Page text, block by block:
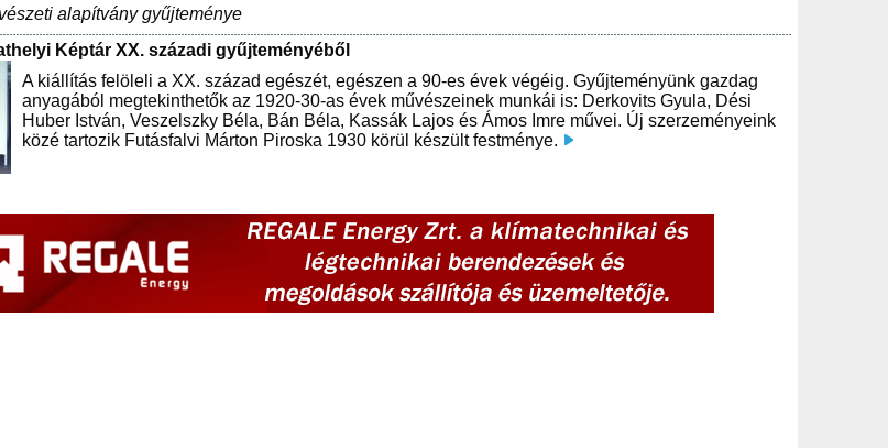
alapítvány gyűjteménye
Képtár XX. századi gyűjteményéből
A kiállítás felöleli a XX. század egészét, egészen a 90-es évek végéig. Gyűjteményünk gazdag
anyagából megtekinthetők az 1920-30-as évek művészeinek munkái is: Derkovits Gyula, Dési
Huber István, Veszelszky Béla, Bán Béla, Kassák Lajos és Ámos Imre művei. Új szerzeményeink
közé tartozik Futásfalvi Márton Piroska 1930 körül készült festménye.